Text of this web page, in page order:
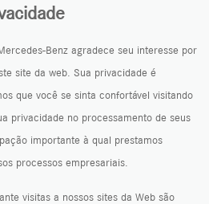
Benz agradece seu interesse por
site da web. Sua privacidade é
que você se sinta confortável visitando
privacidade no processamento de seus
importante à qual prestamos
processos empresariais.
visitas a nossos sites da Web são